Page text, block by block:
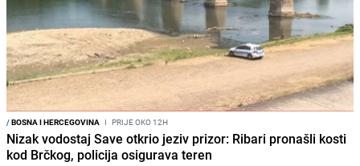
/BOSNA I HERCEGOVINA I PRIJE OKO 12H
Nizak vodostaj Save otkrio jeziv prizor: Ribari pronašli kosti
kod Brčkog, policija osigurava teren